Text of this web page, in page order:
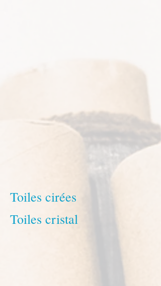
Toiles cirées
Toiles cristal